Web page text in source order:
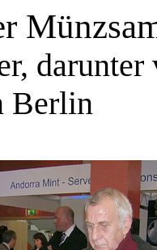
darunter
Berlin